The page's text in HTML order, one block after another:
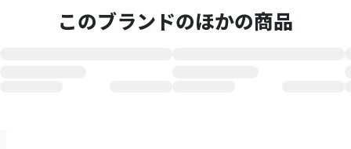
このブランドのほかの商品